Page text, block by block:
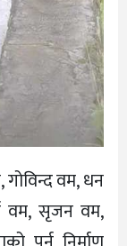
वम, धन
वम, सृजन वम,